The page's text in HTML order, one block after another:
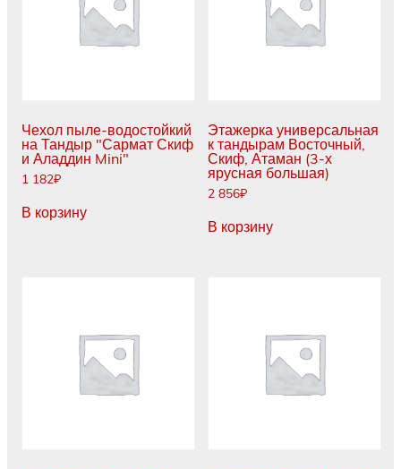
Чехол пыле-водостойкий
на Тандыр "Сармат Скиф
и Аладдин Mini"
1 182₽
В корзину
Этажерка универсальная
к тандырам Восточный,
Скиф, Атаман (3-х
ярусная большая)
2 856₽
В корзину